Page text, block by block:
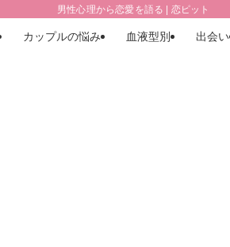
男性心理から恋愛を語る | 恋ピット
カップルの悩み 血液型別 出会い